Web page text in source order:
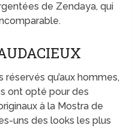
de Zendaya, qui
qu’aux hommes,
ont opté pour des
à la Mostra de
uns des looks les plus